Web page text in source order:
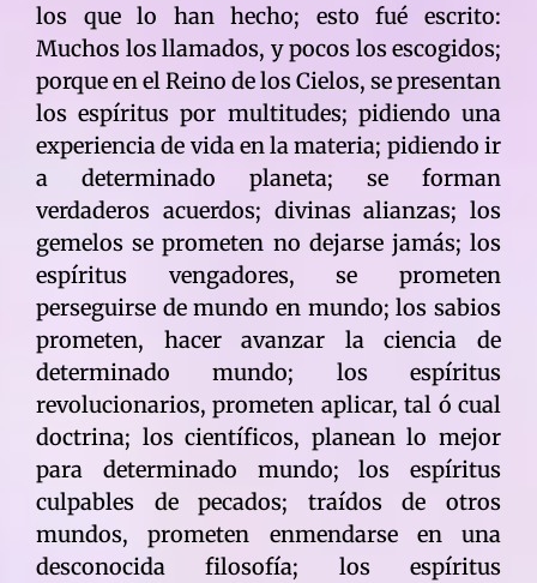
los que lo han hecho; esto fué escrito:
Muchos los llamados, y pocos los escogidos;
porque en el Reino de los Cielos, se presentan
los espíritus por multitudes; pidiendo una
experiencia de vida en la materia; pidiendo ir
a determinado planeta; se forman
verdaderos acuerdos; divinas alianzas; los
gemelos se prometen no dejarse jamás; los
espíritus vengadores, se prometen
perseguirse de mundo en mundo; los sabios
prometen, hacer avanzar la ciencia de
determinado mundo; los espíritus
revolucionarios, prometen aplicar, tal ó cual
doctrina; los científicos, planean lo mejor
para determinado mundo; los espíritus
culpables de pecados; traídos de otros
mundos, prometen enmendarse en una
desconocida filosofía; los espíritus